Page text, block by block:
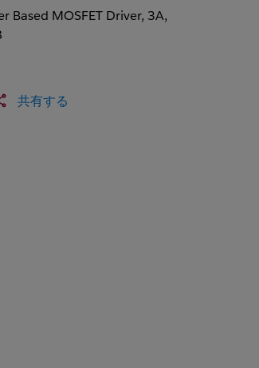
Based MOSFET Driver, 3A,
共有する